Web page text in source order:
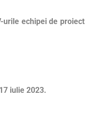
urile echipei de proiect
17 iulie 2023.